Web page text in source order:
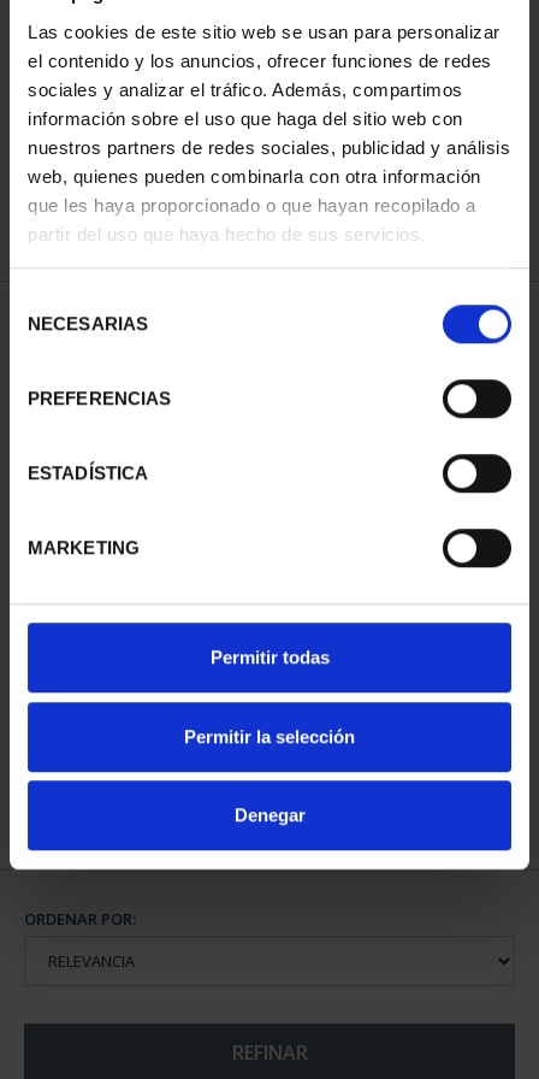
Las cookies de este sitio web se usan para personalizar
el contenido y los anuncios, ofrecer funciones de redes
sociales y analizar el tráfico. Además, compartimos
información sobre el uso que haga del sitio web con
nuestros partners de redes sociales, publicidad y análisis
web, quienes pueden combinarla con otra información
que les haya proporcionado o que hayan recopilado a
partir del uso que haya hecho de sus servicios.
NECESARIAS
PREFERENCIAS
ESTADÍSTICA
MARKETING
Permitir todas
Permitir la selección
Denegar
ORDENAR POR:
REFINAR
1 Productos encontrados
ESCORIAL
ORDENAR POR:
REFINAR